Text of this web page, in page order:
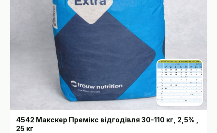
4542 Макскер Премікс відгодівля 30-110 кг, 2,5% ,
25 кг